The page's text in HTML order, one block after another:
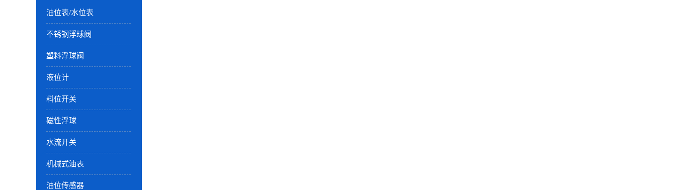
油位表/水位表
不锈钢浮球阀
塑料浮球阀
液位计
料位开关
磁性浮球
水流开关
机械式油表
油位传感器